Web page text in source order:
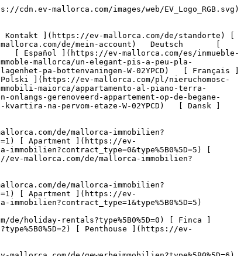
Land und Forstwirtschaft ](https://ev-mallorca.com/de/gewerbeimmobilien?type%5B0%5D=6) [ Hotel ](https://ev-mallorca.com/de/gewerbeimmobilien?type%5B0%5D=7) [ Industrie ](https://ev-mallorca.com/de/gewerbeimmobilien?type%5B0%5D=8) [ Investment ](https://ev-mallorca.com/de/gewerbeimmobilien?type%5B0%5D=9) [ Gastronomie ](https://ev-mallorca.com/de/gewerbeimmobilien?type%5B0%5D=10) [ Grundstück ](https://ev-mallorca.com/de/gewerbeimmobilien?type%5B0%5D=11) [ Ladenfläche ](https://ev-mallorca.com/de/gewerbeimmobilien?type%5B0%5D=12) [ Sonstiges ](https://ev-mallorca.com/de/gewerbeimmobilien?type%5B0%5D=13) [ Ladenfläche ](https://ev-mallorca.com/de/gewerbeimmobilien?type%5B0%5D=14) 

 [ Neubauprojekt ](https://ev-mallorca.com/de/mallorca-neubauprojekt) 

 [ Über uns ](https://ev-mallorca.com/de/ueber-uns) 

 [ Über Mallorca ](https://ev-mallorca.com/de/ueber-mallorca) 

 [ Immobilie verkaufen ](https://ev-mallorca.com/de/immobilie-auf-mallorca-verkaufen) 

 [ Kontakt ](https://ev-mallorca.com/de/standorte) 

   [ Mein Account ](https://ev-mallorca.com/de/mein-account) 

 [   Call Us on +34 971 01 63 55   ](tel:+34971016355) 

             ![Stilvolle und neu renovierte Erdgeschosswohnung-1](https://cdn.ev-mallorca.com/images/properties/bef8de62-6bfd-4585-993a-1281dd178d0b/9da37703-d775-4f60-9476-c152e826fe46.jpg?crop=true&crop_gravity=northwest&format=webp&quality=80)  

         ![Stilvolle und neu renovierte Erdgeschosswohnung-2](https://cdn.ev-mallorca.com/images/properties/bef8de62-6bfd-4585-993a-1281dd178d0b/a5b2b144-0c91-4822-b998-a17d44b28ad4.jpg?crop=true&crop_gravity=northwest&format=webp&quality=80)  

         ![Stilvolle und neu renovierte Erdgeschosswohnung-3](https://cdn.ev-mallorca.com/images/properties/bef8de62-6bfd-4585-993a-1281dd178d0b/50173e44-b4f5-444e-b731-8e6edd3f8bd5.jpg?crop=true&crop_gravity=northwest&format=webp&quality=80)  

         ![Stilvolle und neu renovierte Erdgeschosswohnung-4](https://cdn.ev-mallorca.com/images/properties/bef8de62-6bfd-4585-993a-1281dd178d0b/3449cb41-de06-4112-a777-08681a8bb93d.jpg?crop=true&crop_gravity=northwest&format=webp&quality=80)  

         ![Stilvolle und neu renovierte Erdgeschosswohnung-5](https://cdn.ev-mallorca.com/images/properties/bef8de62-6bfd-4585-993a-1281dd178d0b/a800d2c6-4598-4c86-a7af-70043bb864a3.jpg?crop=true&crop_gravity=northwest&format=webp&quality=80)  

         ![Stilvolle und neu renovierte Erdgeschosswohnung-6](https://cdn.ev-mallorca.com/images/properties/bef8de62-6bfd-4585-993a-1281dd178d0b/7182f41c-a4eb-4ffa-9237-98ab6ae3c491.jpg?crop=true&crop_gravity=northwest&format=webp&quality=80)  

         ![Stilvolle und neu renovierte Erdgeschosswohnung-7](https://cdn.ev-mallorca.com/images/properties/bef8de62-6bfd-4585-993a-1281dd178d0b/718127a7-ab54-41f8-925e-3c359e81346d.jpg?crop=true&crop_gravity=northwest&format=webp&quality=80)  

         ![Stilvolle und neu renovierte Erdgeschosswohnung-8](https://cdn.ev-mallo